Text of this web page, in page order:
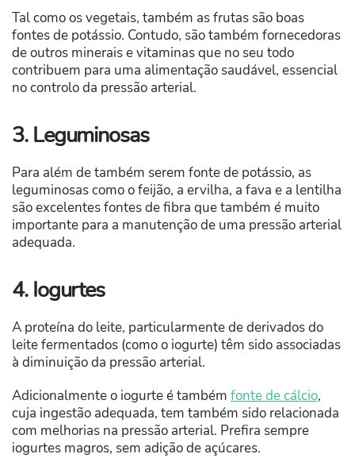
Tal como os vegetais, também as frutas são boas
fontes de potássio. Contudo, são também fornecedoras
de outros minerais e vitaminas que no seu todo
contribuem para uma alimentação saudável, essencial
no controlo da pressão arterial.
3. Leguminosas
Para além de também serem fonte de potássio, as
leguminosas como o feijão, a ervilha, a fava e a lentilha
são excelentes fontes de fibra que também é muito
importante para a manutenção de uma pressão arterial
adequada.
4. Iogurtes
A proteína do leite, particularmente de derivados do
leite fermentados (como o iogurte) têm sido associadas
à diminuição da pressão arterial.
Adicionalmente o iogurte é também fonte de cálcio,
cuja ingestão adequada, tem também sido relacionada
com melhorias na pressão arterial. Prefira sempre
iogurtes magros, sem adição de açúcares.